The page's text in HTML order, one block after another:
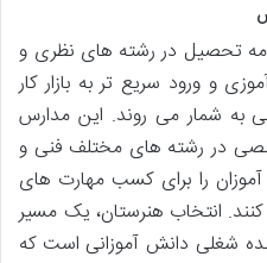
تحصیل در رشته های نظری و
و ورود سریع تر به بازار کار
به شمار می روند. این مدارس
در رشته های مختلف فنی و
را برای کسب مهارت های
انتخاب هنرستان، یک مسیر
شغلی دانش آموزانی است که